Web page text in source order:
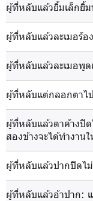
ผู้ที่หลับแล้วยิ้มเล็กยิ้
ผู้ที่หลับแล้วละเมอร้อ
ผู้ที่หลับแล้วละเมอพูด
ผู้ที่หลับแต่กลอกตาไ
ผู้ที่หลับแล้วตาค้างปิ
สองข้างจะได้ทำงาน
ผู้ที่หลับแล้วปากปิดไ
ผู้ที่หลับแล้วอ้าปาก: